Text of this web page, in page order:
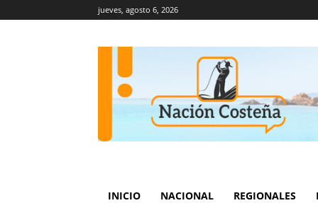
jueves, agosto 6, 2026
INICIO NACIONAL REGIONALES